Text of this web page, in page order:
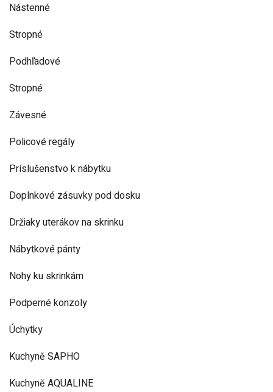
Nástenné
Stropné
Podhľadové
Stropné
Závesné
Policové regály
Príslušenstvo k nábytku
Doplnkové zásuvky pod dosku
Držiaky uterákov na skrinku
Nábytkové pánty
Nohy ku skrinkám
Podperné konzoly
Úchytky
Kuchyně SAPHO
Kuchyně AQUALINE